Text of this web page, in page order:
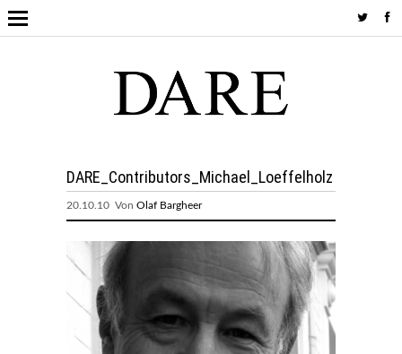
DARE_Contributors_Michael_Loeffelholz
20.10.10 Von Olaf Bargheer